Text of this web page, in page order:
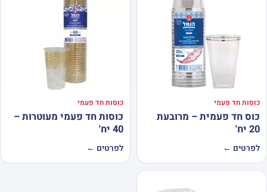
כוסות חד פעמי
כוס חד פעמית – מרובעת
20 יח'
לפרטים ←
כוסות חד פעמי
כוסות חד פעמי מעוטרות –
40 יח'
לפרטים ←